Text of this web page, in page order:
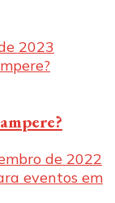
2023
de 2022